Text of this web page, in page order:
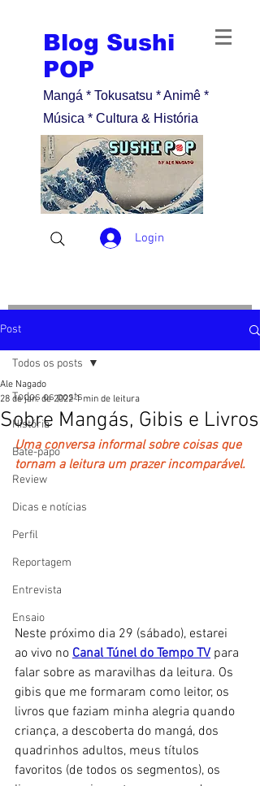
Blog Sushi
POP
Mangá * Tokusatsu * Animê *
Música * Cultura & História
Login
Post
Todos os posts
História
Bate-papo
Review
Dicas e notícias
Perfil
Reportagem
Entrevista
Ensaio
Todos os posts
Sobre Mangás, Gibis e Livros
Ale Nagado
28 de jan. de 2022 1 min de leitura
Uma conversa informal sobre coisas que
tornam a leitura um prazer incomparável.
Neste próximo dia 29 (sábado), estarei
ao vivo no Canal Túnel do Tempo TV para
falar sobre as maravilhas da leitura. Os
gibis que me formaram como leitor, os
livros que faziam minha alegria quando
criança, a descoberta do mangá, dos
quadrinhos adultos, meus títulos
favoritos (de todos os segmentos), os